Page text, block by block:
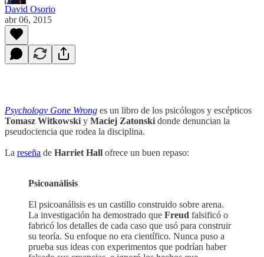
David Osorio
abr 06, 2015
Psychology Gone Wrong es un libro de los psicólogos y escépticos
Tomasz Witkowski y Maciej Zatonski donde denuncian la
pseudociencia que rodea la disciplina.
La reseña de Harriet Hall ofrece un buen repaso:
Psicoanálisis
El psicoanálisis es un castillo construido sobre arena.
La investigación ha demostrado que Freud falsificó o
fabricó los detalles de cada caso que usó para construir
su teoría. Su enfoque no era científico. Nunca puso a
prueba sus ideas con experimentos que podrían haber